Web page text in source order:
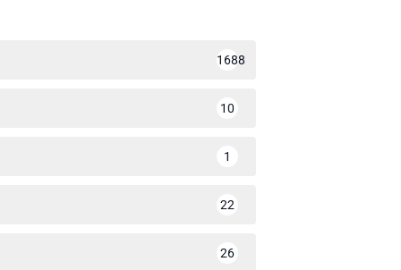
1688
10
1
22
26